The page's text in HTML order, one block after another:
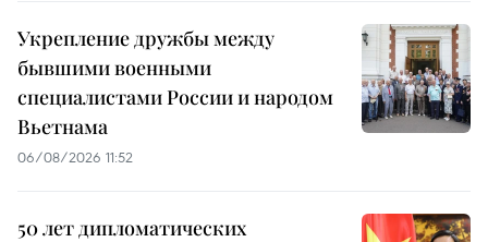
Укрепление дружбы между
бывшими военными
специалистами России и народом
Вьетнама
06/08/2026 11:52
50 лет дипломатических